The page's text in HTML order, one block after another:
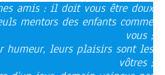
amis : il doit vous être doux
mentors des enfants comme
vous ;
humeur, leurs plaisirs sont les
vôtres ;